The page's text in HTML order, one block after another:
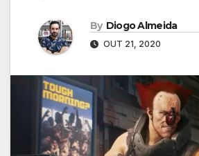
By Diogo Almeida
OUT 21, 2020